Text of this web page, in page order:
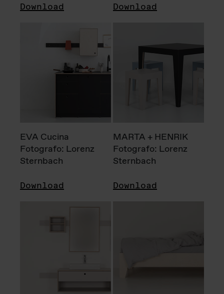
Download Download
EVA Cucina
Fotografo: Lorenz
Sternbach
Download
MARTA + HENRIK
Fotografo: Lorenz
Sternbach
Download